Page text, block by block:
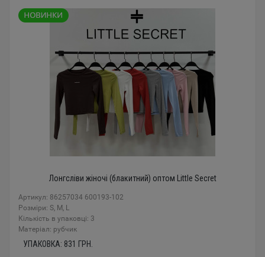
Лонгсліви жіночі (блакитний) оптом Little Secret
Артикул: 86257034 600193-102
Розміри: S, M, L
Кількість в упаковці: 3
Mатеріал: рубчик
УПАКОВКА: 831 ГРН.